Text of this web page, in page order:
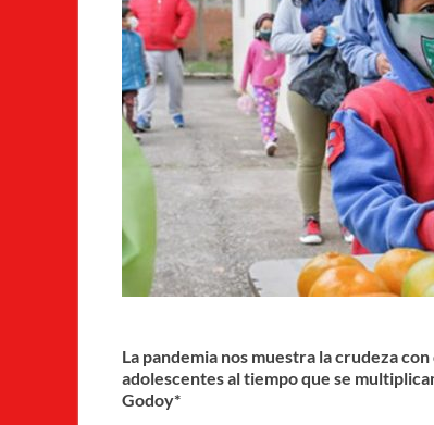
La pandemia nos muestra la crudeza
adolescentes al tiempo que se
Godoy*